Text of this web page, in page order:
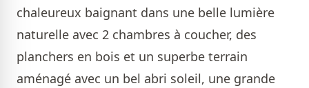
chaleureux baignant dans une belle lumière
naturelle avec 2 chambres à coucher, des
planchers en bois et un superbe terrain
aménagé avec un bel abri soleil, une grande